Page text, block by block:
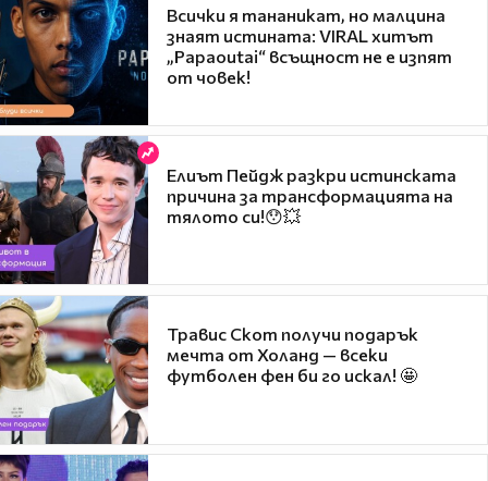
Всички я тананикат, но малцина
знаят истината: VIRAL хитът
„Papaoutai“ всъщност не е изпят
от човек!
Елиът Пейдж разкри истинската
причина за трансформацията на
тялото си!😯💥
Травис Скот получи подарък
мечта от Холанд — всеки
футболен фен би го искал! 🤩